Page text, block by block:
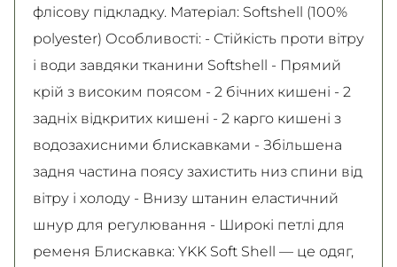
флісову підкладку. Матеріал: Softshell (100%
polyester) Особливості: - Стійкість проти вітру
і води завдяки тканини Softshell - Прямий
крій з високим поясом - 2 бічних кишені - 2
задніх відкритих кишені - 2 карго кишені з
водозахисними блискавками - Збільшена
задня частина поясу захистить низ спини від
вітру і холоду - Внизу штанин еластичний
шнур для регулювання - Широкі петлі для
ременя Блискавка: YKK Soft Shell — це одяг,